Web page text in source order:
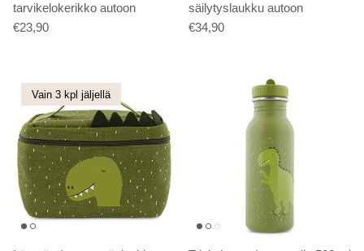
tarvikelokerikko autoon
€23,90
säilytyslaukku autoon
€34,90
Vain 3 kpl jäljellä